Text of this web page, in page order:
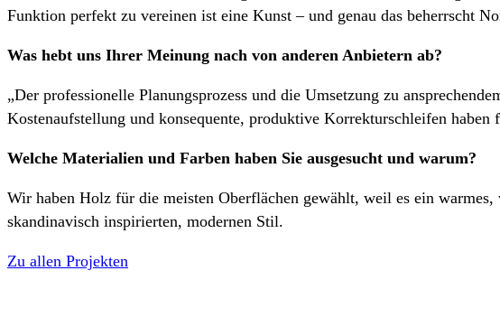
Funktion perfekt zu vereinen ist eine Kunst – und genau das beherrscht
Was hebt uns Ihrer Meinung nach von anderen Anbietern ab?
„Der professionelle Planungsprozess und die Umsetzung zu
Kostenaufstellung und konsequente, produktive Korrekturschleifen haben
Welche Materialien und Farben haben Sie ausgesucht und warum?
Wir haben Holz für die meisten Oberflächen gewählt, weil es ein
skandinavisch inspirierten, modernen Stil.
Zu allen Projekten